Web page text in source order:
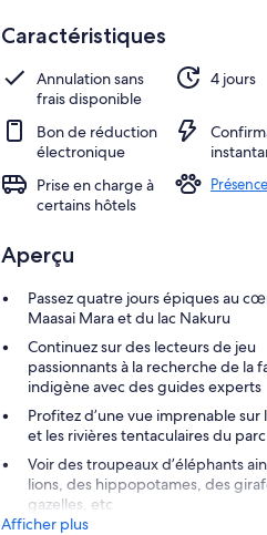
Caractéristiques
Annulation sans
frais disponible
4 jours
Bon de réduction
électronique
Prise en charge à
certains hôtels
Aperçu
Passez quatre jours épiques au
Maasai Mara et du lac Nakuru
Continuez sur des lecteurs de jeu
passionnants à la recherche de la
indigène avec des guides experts
Profitez d’une vue imprenable sur
et les rivières tentaculaires du parc
Voir des troupeaux d’éléphants
lions, des hippopotames, des
gazelles, etc
Afficher plus